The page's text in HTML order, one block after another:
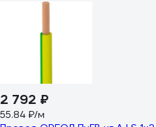
2 792 ₽
55.84 ₽/м